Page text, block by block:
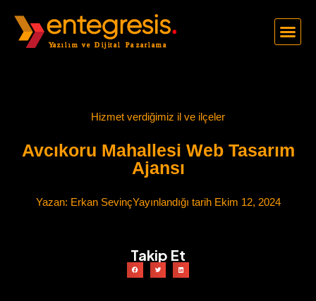
Hizmet verdiğimiz il ve ilçeler
Avcıkoru Mahallesi Web Tasarım
Ajansı
Yazan: Erkan SevinçYayınlandığı tarihEkim 12, 2024
Takip Et